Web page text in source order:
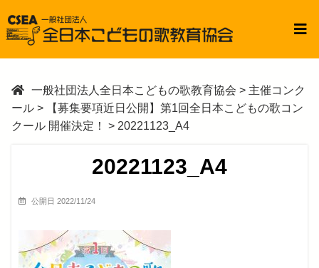
一般社団法人全日本こどもの歌教育協会 > 主催コンク
ール >
【募集要項近日公開】第1回全日本こどもの歌コン
クール 開催決定！
> 20221123_A4
20221123_A4
公開日 2022/11/24